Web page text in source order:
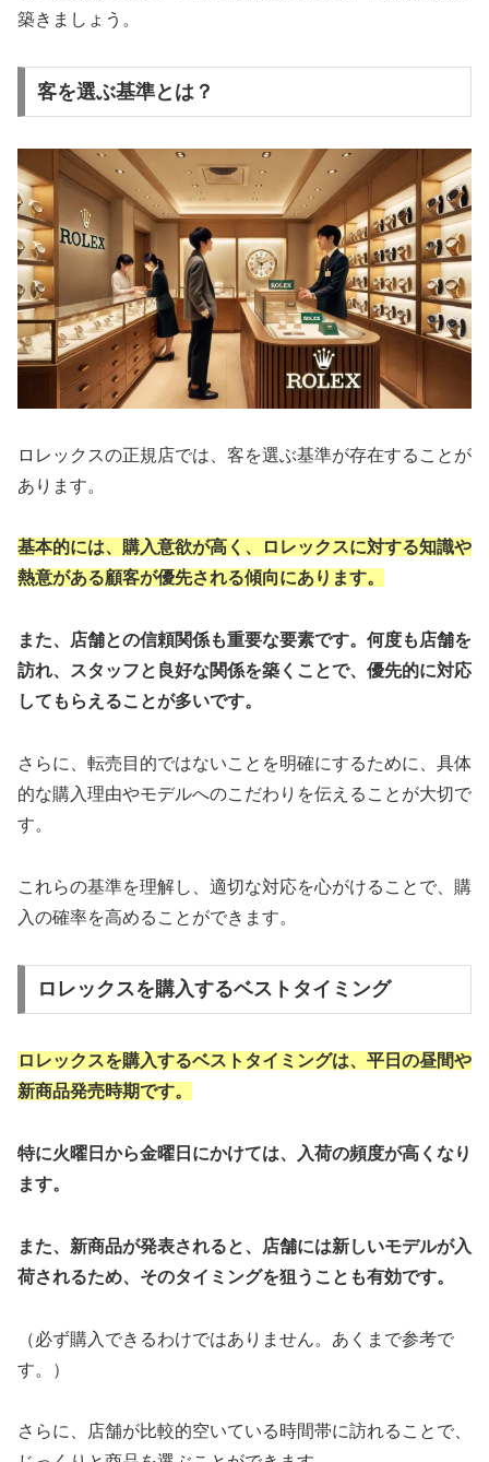
築きましょう。
客を選ぶ基準とは？
ロレックスの正規店では、客を選ぶ基準が存在することが
あります。
基本的には、購入意欲が高く、ロレックスに対する知識や
熱意がある顧客が優先される傾向にあります。
また、店舗との信頼関係も重要な要素です。何度も店舗を
訪れ、スタッフと良好な関係を築くことで、優先的に対応
してもらえることが多いです。
さらに、転売目的ではないことを明確にするために、具体
的な購入理由やモデルへのこだわりを伝えることが大切で
す。
これらの基準を理解し、適切な対応を心がけることで、購
入の確率を高めることができます。
ロレックスを購入するベストタイミング
ロレックスを購入するベストタイミングは、平日の昼間や
新商品発売時期です。
特に火曜日から金曜日にかけては、入荷の頻度が高くなり
ます。
また、新商品が発表されると、店舗には新しいモデルが入
荷されるため、そのタイミングを狙うことも有効です。
（必ず購入できるわけではありません。あくまで参考で
す。）
さらに、店舗が比較的空いている時間帯に訪れることで、